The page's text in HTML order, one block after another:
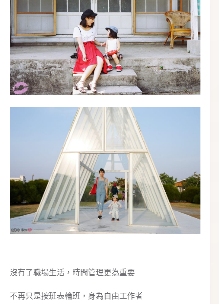
沒有了職場生活，時間管理更為重要
不再只是按班表輪班，身為自由工作者